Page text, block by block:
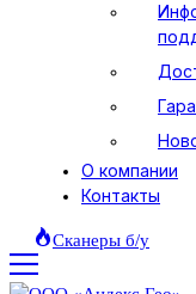
О компании
Контакты
Сканеры б/у